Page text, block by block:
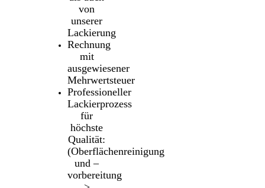
von
unserer
Lackierung
Rechnung
mit
ausgewiesener
Mehrwertsteuer
Professioneller
Lackierprozess
für
höchste
Qualität:
(Oberflächenreinigung
und –
vorbereitung